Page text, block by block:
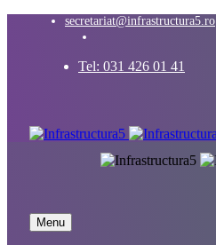
secretariat@infrastructura5.ro
Tel: 031 426 01 41
Menu